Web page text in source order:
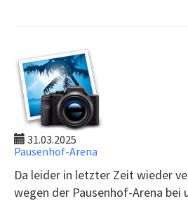
31.03.2025
Pausenhof-Arena
Da leider in letzter Zeit wieder
wegen der Pausenhof-Arena bei